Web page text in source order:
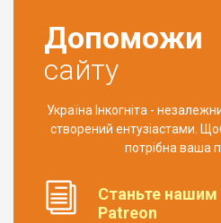
Допоможи
сайту
Україна Інкогніта -
створений ентузіастами.
потрібна ваша
Станьте
Patreon